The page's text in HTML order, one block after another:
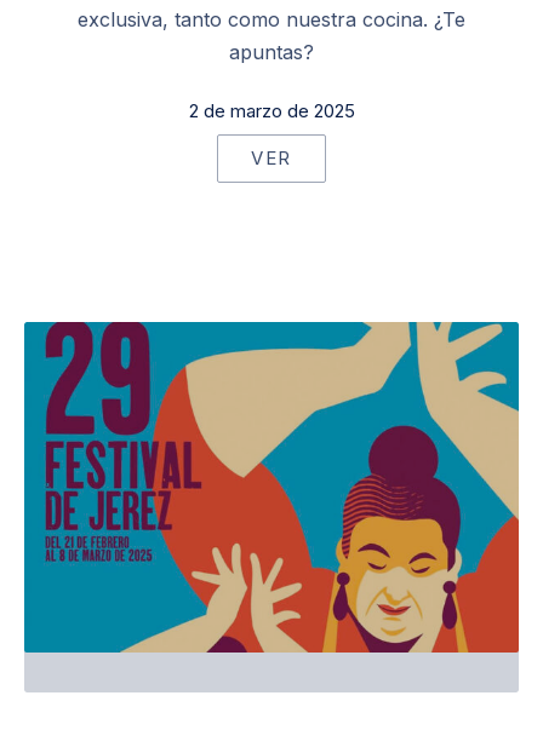
exclusiva, tanto como nuestra cocina. ¿Te
apuntas?
2 de marzo de 2025
VER